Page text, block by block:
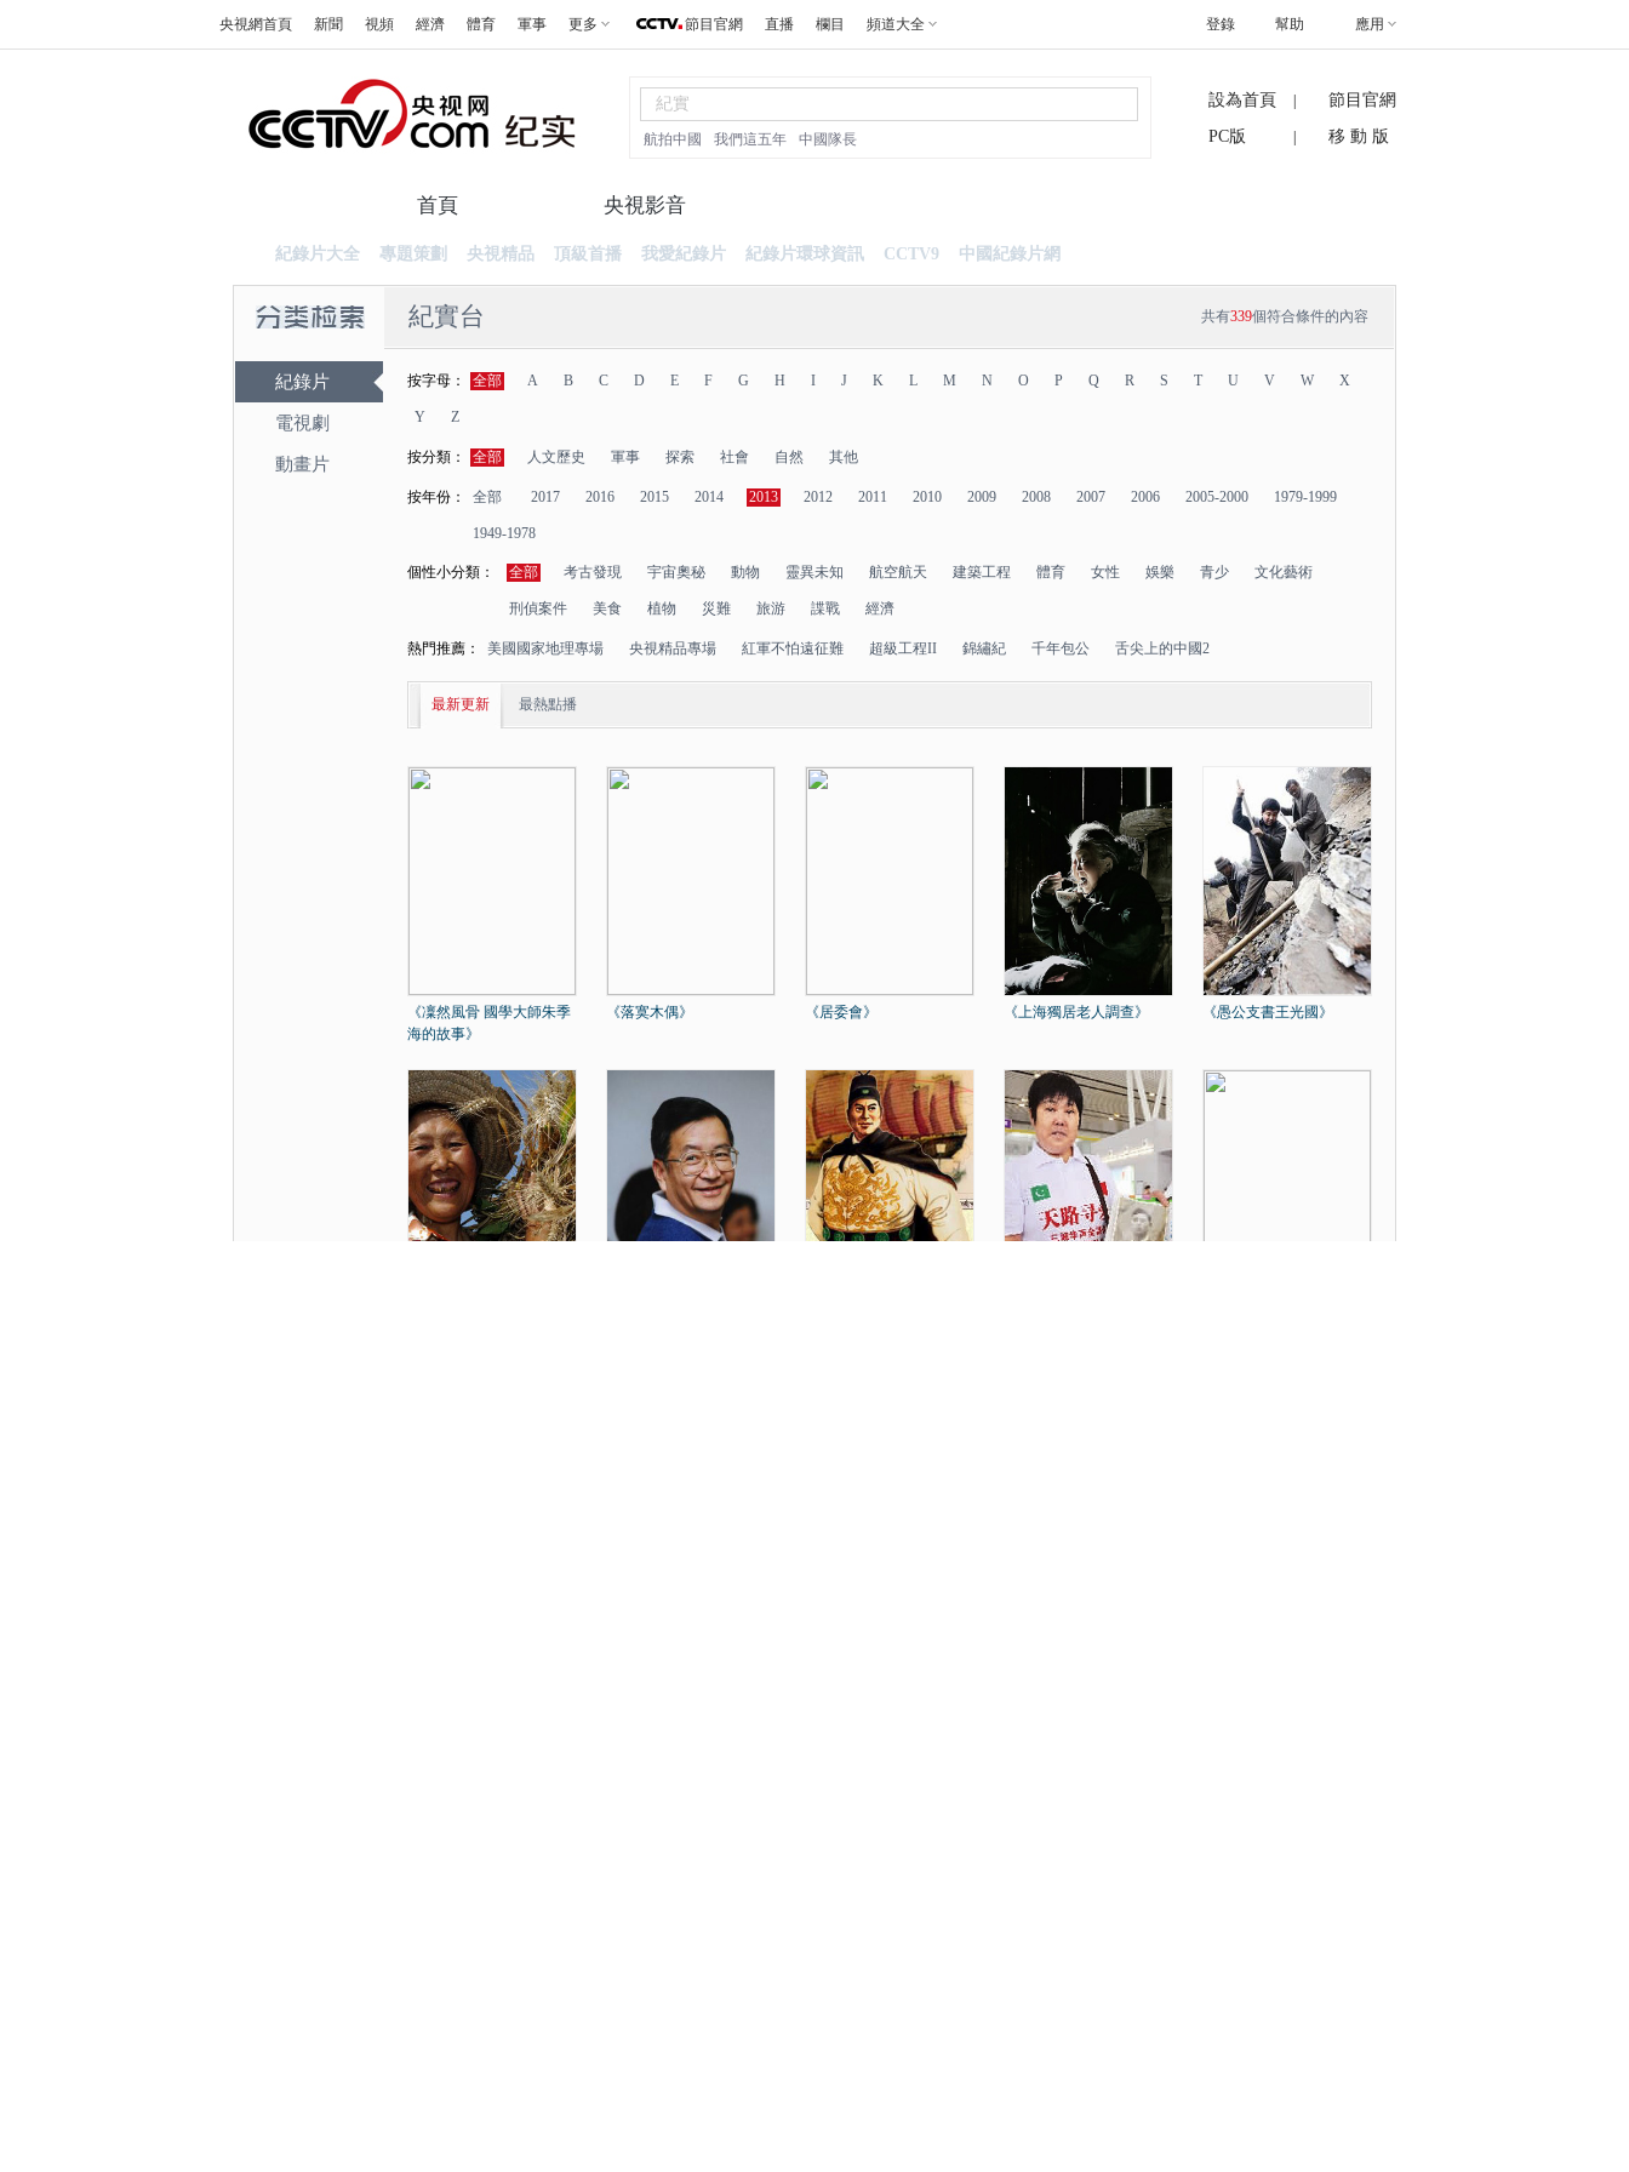
央視網首頁 新聞 視頻 經濟 體育 軍事 更多 節目官網 直播 欄目 頻道大全 幫助 應用
登錄
航拍中國 我們這五年 中國隊長
設為首頁
節目官網
PC版
移 動 版
首頁
紀錄片大全 專題策劃 央視精品 頂級首播 我愛紀錄片 紀錄片環球資訊 CCTV9 中國紀錄片網
央視影音
紀錄片
電視劇
動畫片
紀實台 共有339個符合條件的內容
按字母： 全部 A B C D E F G H I J K L M N O P Q R S T U V W X
Y Z
按分類： 全部 人文歷史 軍事 探索 社會 自然 其他
按年份： 全部 2017 2016 2015 2014 2013 2012 2011 2010 2009 2008 2007 2006 2005-2000 1979-1999
1949-1978
個性小分類： 全部 考古發現 宇宙奧秘 動物 靈異未知 航空航天 建築工程 體育 女性 娛樂 青少 文化藝術
刑偵案件 美食 植物 災難 旅游 諜戰 經濟
熱門推薦： 美國國家地理專場 央視精品專場 紅軍不怕遠征難 超級工程II 錦繡紀 千年包公 舌尖上的中國2
最新更新 最熱點播
《凜然風骨 國學大師朱季
海的故事》
《落寞木偶》 《居委會》 《上海獨居老人調查》 《愚公支書王光國》